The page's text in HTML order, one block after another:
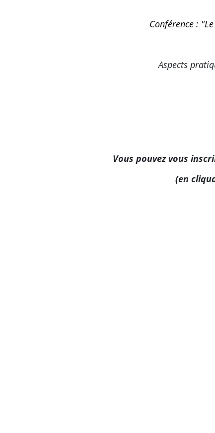
Conférence : "
Aspects
Vous pouvez vous
(en